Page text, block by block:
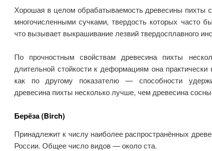
Хорошая в целом обрабатываемость древесины пихты
многочисленными сучками, твердость которых часто
что вызывает выкрашивание лезвий твердосплавного
По прочностным свойствам древесина пихты
длительной стойкости к деформациям она практически
как по другому показателю — способности
древесина пихты несколько лучше, чем древесина
Берёза (Birch)
Принадлежит к числу наиболее распространённых
России. Общее число видов — около ста.